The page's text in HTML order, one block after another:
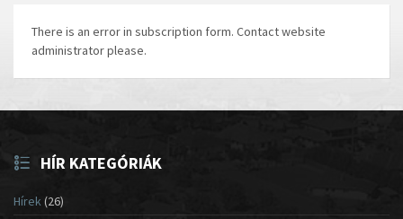
There is an error in subscription form. Contact website
administrator please.
HÍR KATEGÓRIÁK
Hírek(26)